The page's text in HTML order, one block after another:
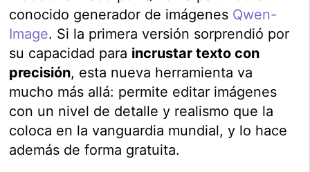
conocido generador de imágenes Qwen-
Image. Si la primera versión sorprendió por
su capacidad para incrustar texto con
precisión, esta nueva herramienta va
mucho más allá: permite editar imágenes
con un nivel de detalle y realismo que la
coloca en la vanguardia mundial, y lo hace
además de forma gratuita.